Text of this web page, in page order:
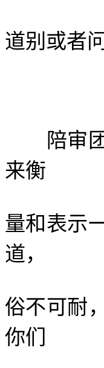
道别或者
陪审团
来衡
量和表示
道，
俗不可耐
你们